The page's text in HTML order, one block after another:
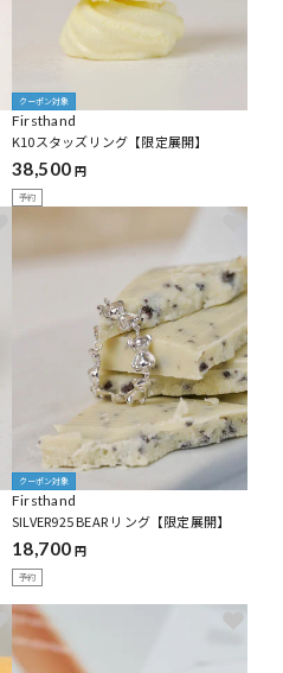
クーポン対象
Firsthand
K10スタッズリング【限定展開】
38,500 円
予約
クーポン対象
Firsthand
SILVER925 BEAR リング【限定展開】
18,700 円
予約